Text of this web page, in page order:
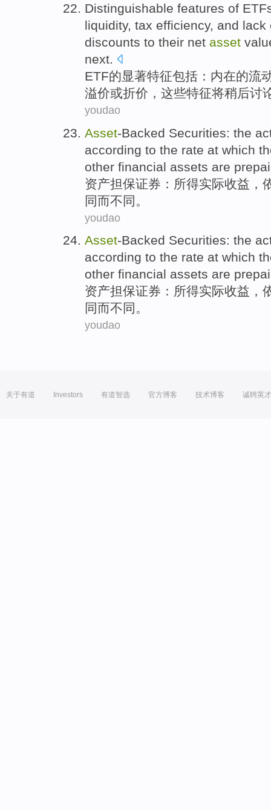
Distinguishable features of
liquidity, tax efficiency, and
discounts to their net asset
next.
ETF的显著特征包括： 内在的流
溢价或折价 ， 这些特征将稍后讨
youdao
Asset-Backed Securities: the
according to the rate at which
other financial assets are
资产担保证券 ： 所得实际收益 ，
同而不同 。
youdao
Asset-Backed Securities: the
according to the rate at which
other financial assets are
资产担保证券 ： 所得实际收益 ，
同而不同 。
youdao
关于有道 Investors 有道智选 官方博客 技术博客 诚聘英才